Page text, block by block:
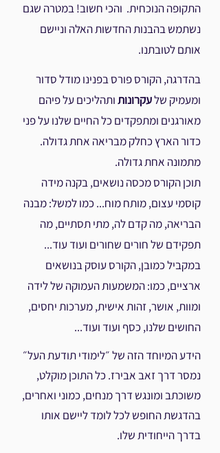
התקופה הנוכחית. והכי חשוב! במטרה שגם
נשתמש בהבנות החדשות האלה וניישם
אותם לטובתנו.
בהדרגה,הקורס פורס בפנינו מודל סדור
ומעמיק שלעקרונותותהליכיםעל פיהם
מאורגנים ומתפקדים כל החיים שלנו על פני
כדור הארץ כחלק מבריאה אחת גדולה.
מתמונה אחת גדולה.
תוכן הקורס מכסה נושאים, בקנה מידה
קוסמי עצום, מותח מוח... כמו למשל: מבנה
הבריאה, מה קדם לה, מתי תסתיים, מה
תפקידם של חורים שחורים ועוד עוד...
במקביל כמובן, הקורס עוסק בנושאים
ארציים, כמו: המשמעות העמוקה של לידה
ומוות, אושר, זהות אישית, מערכות יחסים,
החושים שלנו, כסף ועוד ועוד...
הידע המיוחד הזה של ״לימודי תודעת העל״
נמסר דרך זאב אבירז. כל התוכן מוקלט,
משוכתב ומונגש דרך מנחים, כמוני ואחרים,
בהדגשת החופש לכל לומד ליישם אותו
בדרך הייחודית שלו.